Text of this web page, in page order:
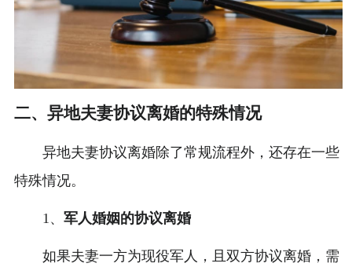
二、异地夫妻协议离婚的特殊情况
异地夫妻协议离婚除了常规流程外，还存在一些
特殊情况。
1、 军人婚姻的协议离婚
如果夫妻一方为现役军人，且双方协议离婚，需